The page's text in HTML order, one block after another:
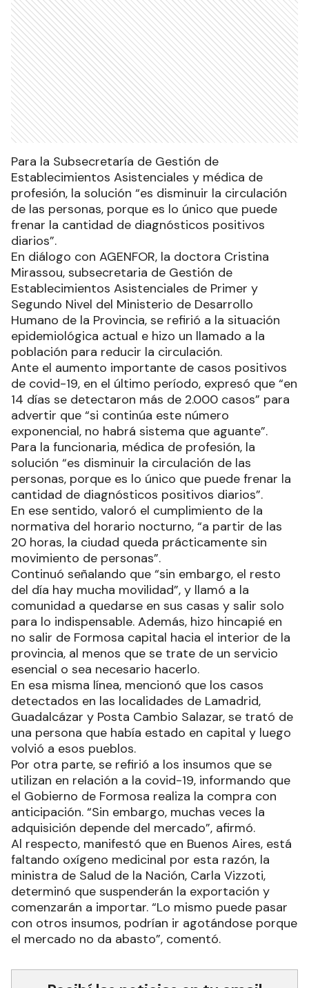
Para la Subsecretaría de Gestión de
Establecimientos Asistenciales y médica de
profesión, la solución “es disminuir la circulación
de las personas, porque es lo único que puede
frenar la cantidad de diagnósticos positivos
diarios”.
En diálogo con AGENFOR, la doctora Cristina
Mirassou, subsecretaria de Gestión de
Establecimientos Asistenciales de Primer y
Segundo Nivel del Ministerio de Desarrollo
Humano de la Provincia, se refirió a la situación
epidemiológica actual e hizo un llamado a la
población para reducir la circulación.
Ante el aumento importante de casos positivos
de covid-19, en el último período, expresó que “en
14 días se detectaron más de 2.000 casos” para
advertir que “si continúa este número
exponencial, no habrá sistema que aguante”.
Para la funcionaria, médica de profesión, la
solución “es disminuir la circulación de las
personas, porque es lo único que puede frenar la
cantidad de diagnósticos positivos diarios”.
En ese sentido, valoró el cumplimiento de la
normativa del horario nocturno, “a partir de las
20 horas, la ciudad queda prácticamente sin
movimiento de personas”.
Continuó señalando que “sin embargo, el resto
del día hay mucha movilidad”, y llamó a la
comunidad a quedarse en sus casas y salir solo
para lo indispensable. Además, hizo hincapié en
no salir de Formosa capital hacia el interior de la
provincia, al menos que se trate de un servicio
esencial o sea necesario hacerlo.
En esa misma línea, mencionó que los casos
detectados en las localidades de Lamadrid,
Guadalcázar y Posta Cambio Salazar, se trató de
una persona que había estado en capital y luego
volvió a esos pueblos.
Por otra parte, se refirió a los insumos que se
utilizan en relación a la covid-19, informando que
el Gobierno de Formosa realiza la compra con
anticipación. “Sin embargo, muchas veces la
adquisición depende del mercado”, afirmó.
Al respecto, manifestó que en Buenos Aires, está
faltando oxígeno medicinal por esta razón, la
ministra de Salud de la Nación, Carla Vizzoti,
determinó que suspenderán la exportación y
comenzarán a importar. “Lo mismo puede pasar
con otros insumos, podrían ir agotándose porque
el mercado no da abasto”, comentó.